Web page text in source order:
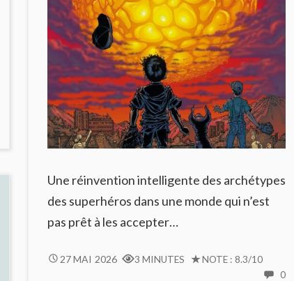
Une réinvention intelligente des archétypes
des superhéros dans une monde qui n’est
pas prêt à les accepter…
RISING
27 MAI 2026 3 MINUTES
NOTE : 8.3/10
0NO